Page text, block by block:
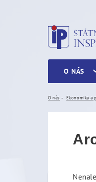
Archiv
O NÁS
O nás Ekonomika a